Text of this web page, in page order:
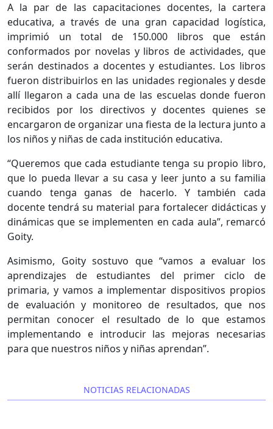
A la par de las capacitaciones docentes, la cartera
educativa, a través de una gran capacidad logística,
imprimió un total de 150.000 libros que están
conformados por novelas y libros de actividades, que
serán destinados a docentes y estudiantes. Los libros
fueron distribuirlos en las unidades regionales y desde
allí llegaron a cada una de las escuelas donde fueron
recibidos por los directivos y docentes quienes se
encargaron de organizar una fiesta de la lectura junto a
los niños y niñas de cada institución educativa.
“Queremos que cada estudiante tenga su propio libro,
que lo pueda llevar a su casa y leer junto a su familia
cuando tenga ganas de hacerlo. Y también cada
docente tendrá su material para fortalecer didácticas y
dinámicas que se implementen en cada aula”, remarcó
Goity.
Asimismo, Goity sostuvo que “vamos a evaluar los
aprendizajes de estudiantes del primer ciclo de
primaria, y vamos a implementar dispositivos propios
de evaluación y monitoreo de resultados, que nos
permitan conocer el resultado de lo que estamos
implementando e introducir las mejoras necesarias
para que nuestros niños y niñas aprendan”.
NOTICIAS RELACIONADAS